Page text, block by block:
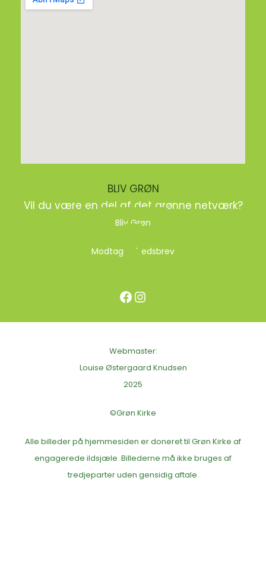
BLIV GRØN
Vil du være en del af det grønne netværk?
Bliv Grøn
Modtag nyhedsbrev
Facebook Instagram
Webmaster:
Louise Østergaard Knudsen
2025
©Grøn Kirke
Alle billeder på hjemmesiden er doneret til Grøn Kirke af
engagerede ildsjæle. Billederne må ikke bruges af
tredjeparter uden gensidig aftale.